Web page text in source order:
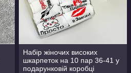
Набір жіночих високих
шкарпеток на 10 пар 36-41 у
подарунковій коробці